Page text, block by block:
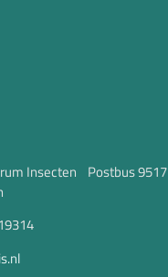
Insecten Postbus 9517